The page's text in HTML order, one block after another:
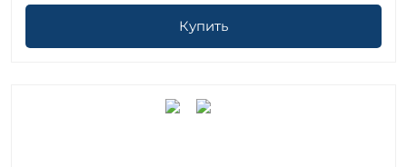
Купить